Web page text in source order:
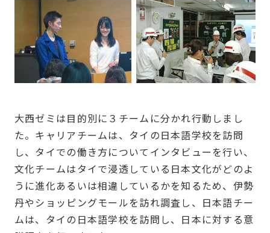
大西ゼミは目的別に３チームに分かれ行動しまし
た。キャリアチームは、タイの日本語学校を訪問
し、タイでの働き方についてインタビューを行い、
文化チームはタイで浸透している日本文化がどのよ
うに進化あるいは相違しているかを知るため、伊勢
丹やショッピングモールを訪れ調査し、日本語チー
ムは、タイの日本語学校を訪問し、日本に対する意